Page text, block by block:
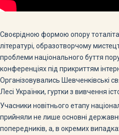
Своєрідною формою опору
літературі, образотворчому
проблеми національного буття
конференціях під прикриттям
Організовувались Шевченківські
Лесі Українки, гуртки з вивчення
Учасники новітнього етапу
прийняли не лише основні
попередників, а, в окремих